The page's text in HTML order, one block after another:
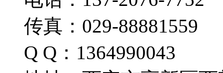
传真：029-88881559
Q Q：1364990043